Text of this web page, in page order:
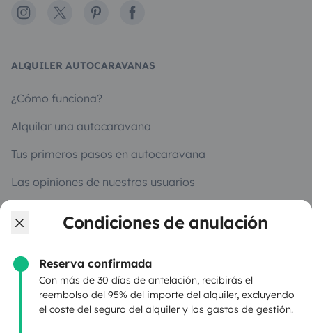
Condiciones de anulación
Reserva confirmada
Con más de 30 días de antelación, recibirás el
reembolso del 95% del importe del alquiler, excluyendo
el coste del seguro del alquiler y los gastos de gestión.
Instagram
X PinterestFacebook
ALQUILER AUTOCARAVANAS
¿Cómo funciona?
Alquilar una autocaravana
Tus primeros pasos en autocaravana
Las opiniones de nuestros usuarios
PROPIETARIOS
Anunciar un vehículo